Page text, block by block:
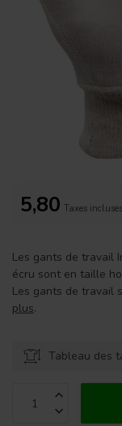
5,80 Taxes incluses
Les gants de travail
écru sont en taille
Les gants de travail
plus.
Tableau des